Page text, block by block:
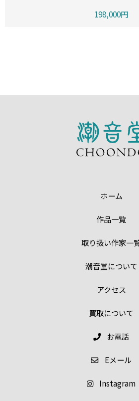
198,000円
ホーム
作品一覧
取り扱い作家一
潮音堂について
アクセス
買取について
お電話
Eメール
Instagram